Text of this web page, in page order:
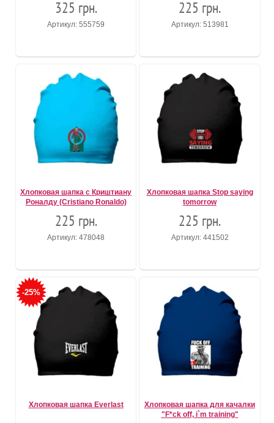
325 грн.
Артикул: 555759
225 грн.
Артикул: 513981
Хлопковая шапка с Криштиану
Роналду (Cristiano Ronaldo)
225 грн.
Артикул: 478048
Хлопковая шапка Stop saying
tomorrow
225 грн.
Артикул: 441502
-25%
Хлопковая шапка Everlast
Хлопковая шапка для качалки
"F*ck off, i`m training"